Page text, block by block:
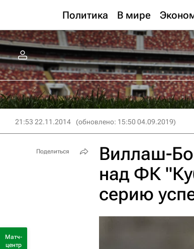
Политика В мире
21:53 22.11.2014 (обновлено: 15:50 04.09.2019)
Виллаш-
над ФК
серию
Поделиться
Матч-
центр